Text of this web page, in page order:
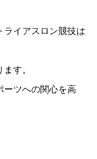
イアスロン競技は
す。
ツへの関心を高